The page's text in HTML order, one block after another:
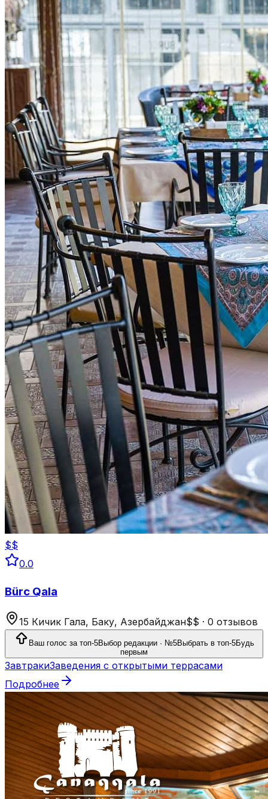
$$
0.0
Bürc Qala
15 Кичик Гала, Баку, Азербайджан$$ · 0 отзывов
Ваш голос за топ-5Выбор редакции · №5Выбрать в топ-5Будь
первым
ЗавтракиЗаведения с открытыми террасами
Подробнее